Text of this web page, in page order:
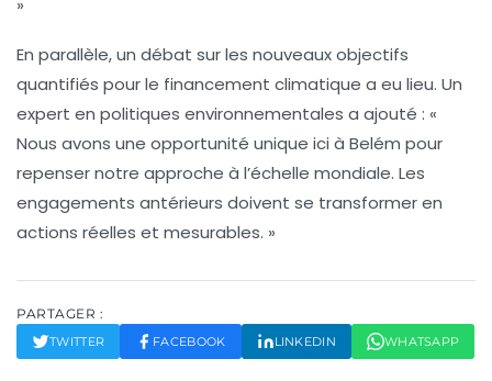
»
En parallèle, un débat sur les nouveaux objectifs
quantifiés pour le financement climatique a eu lieu. Un
expert en politiques environnementales a ajouté : «
Nous avons une opportunité unique ici à Belém pour
repenser notre approche à l’échelle mondiale. Les
engagements antérieurs doivent se transformer en
actions réelles et mesurables. »
PARTAGER :
TWITTER FACEBOOK LINKEDIN WHATSAPP